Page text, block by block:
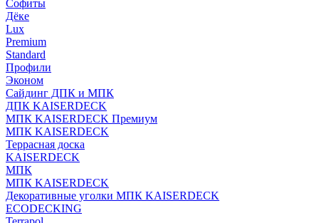
Софиты
Дёке
Lux
Premium
Standard
Профили
Эконом
Сайдинг ДПК и МПК
ДПК KAISERDECK
МПК KAISERDECK Премиум
МПК KAISERDECK
Террасная доска
KAISERDECK
МПК
МПК KAISERDECK
Декоративные уголки МПК KAISERDECK
ECODECKING